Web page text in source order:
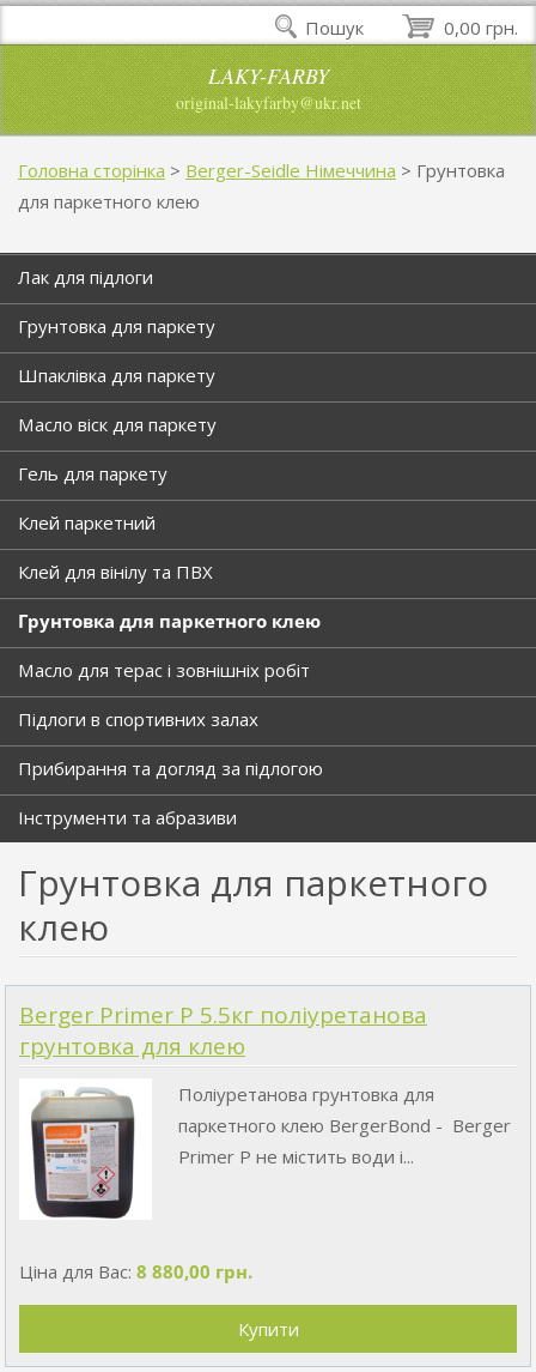
LAKY-FARBY
original-lakyfarby@ukr.net
Головна сторінка > Berger-Seidle Німеччина > Грунтовка
для паркетного клею
Лак для підлоги
Грунтовка для паркету
Шпаклівка для паркету
Масло віск для паркету
Гель для паркету
Клей паркетний
Клей для вінілу та ПВХ
Грунтовка для паркетного клею
Масло для терас і зовнішніх робіт
Підлоги в спортивних залах
Прибирання та догляд за підлогою
Інструменти та абразиви
Грунтовка для паркетного
клею
Berger Primer P 5.5кг поліуретанова
грунтовка для клею
Поліуретанова грунтовка для
паркетного клею BergerBond - Berger
Primer P не містить води і...
Ціна для Вас: 8 880,00 грн.
0,00 грн.
Пошук